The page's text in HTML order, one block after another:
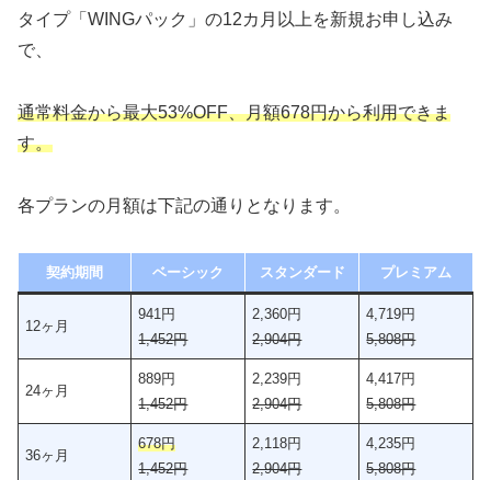
タイプ「WINGパック」の12カ月以上を新規お申し込み
で、
通常料金から最大53%OFF、月額678円から利用できま
す。
各プランの月額は下記の通りとなります。
契約期間 ベーシック スタンダード プレミアム
12ヶ月
941円
1,452円
2,360円
2,904円
4,719円
5,808円
24ヶ月
889円
1,452円
2,239円
2,904円
4,417円
5,808円
36ヶ月
678円
1,452円
2,118円
2,904円
4,235円
5,808円